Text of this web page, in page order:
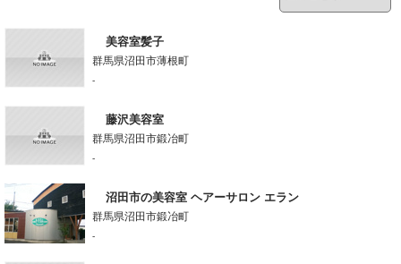
美容室髪子
群馬県沼田市薄根町
-
藤沢美容室
群馬県沼田市鍛冶町
-
沼田市の美容室 ヘアーサロン エラン
群馬県沼田市鍛冶町
-